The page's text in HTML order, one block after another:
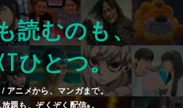
読むのも、
ひとつ。
アニメから、マンガまで。
題も、ぞくぞく配信※。